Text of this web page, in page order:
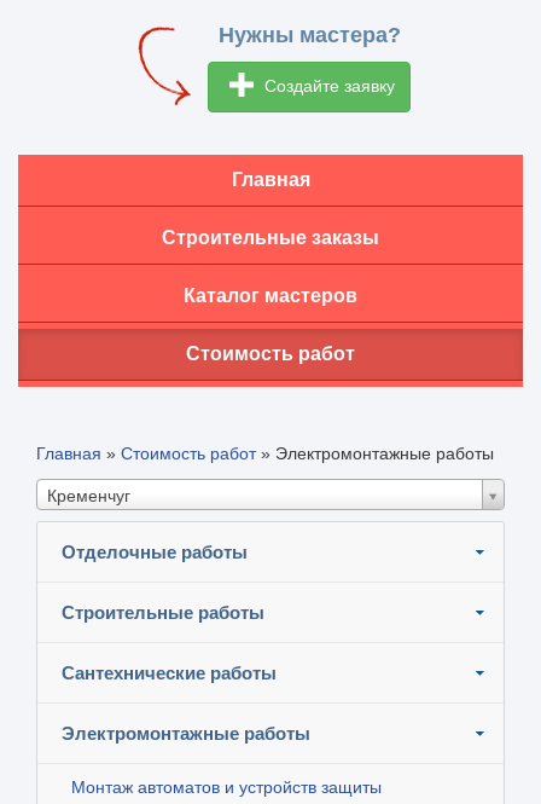
Нужны мастера?
Создайте заявку
Главная
Строительные заказы
Каталог мастеров
Стоимость работ
Главная » Стоимость работ» Электромонтажные работы
Кременчуг
Отделочные работы
Строительные работы
Сантехнические работы
Электромонтажные работы
Монтаж автоматов и устройств защиты